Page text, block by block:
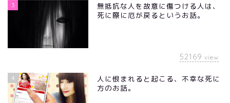
3
無抵抗な人を故意に傷つける人は、
死に際に厄が戻るというお話。
52169 view
4
人に恨まれると起こる、不幸な死に
方のお話。